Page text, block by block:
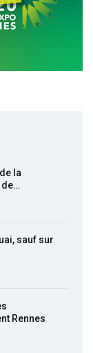
la
de…
sauf sur
Rennes